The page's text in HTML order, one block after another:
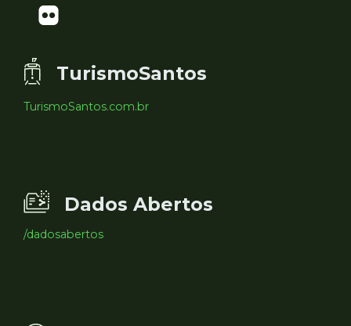
TurismoSantos
TurismoSantos.com.br
Dados Abertos
/dadosabertos